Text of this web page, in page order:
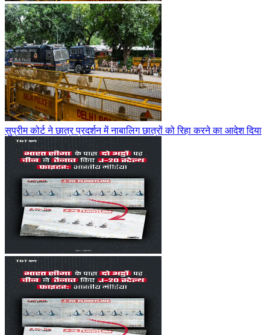
सुप्रीम कोर्ट ने छात्र प्रदर्शन में नाबालिग छात्रों को रिहा करने का आदेश दिया